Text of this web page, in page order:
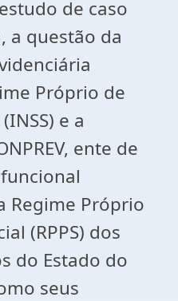
de caso
a questão da
Próprio de
e a
ente de
Regime Próprio
(RPPS) dos
do Estado do
seus